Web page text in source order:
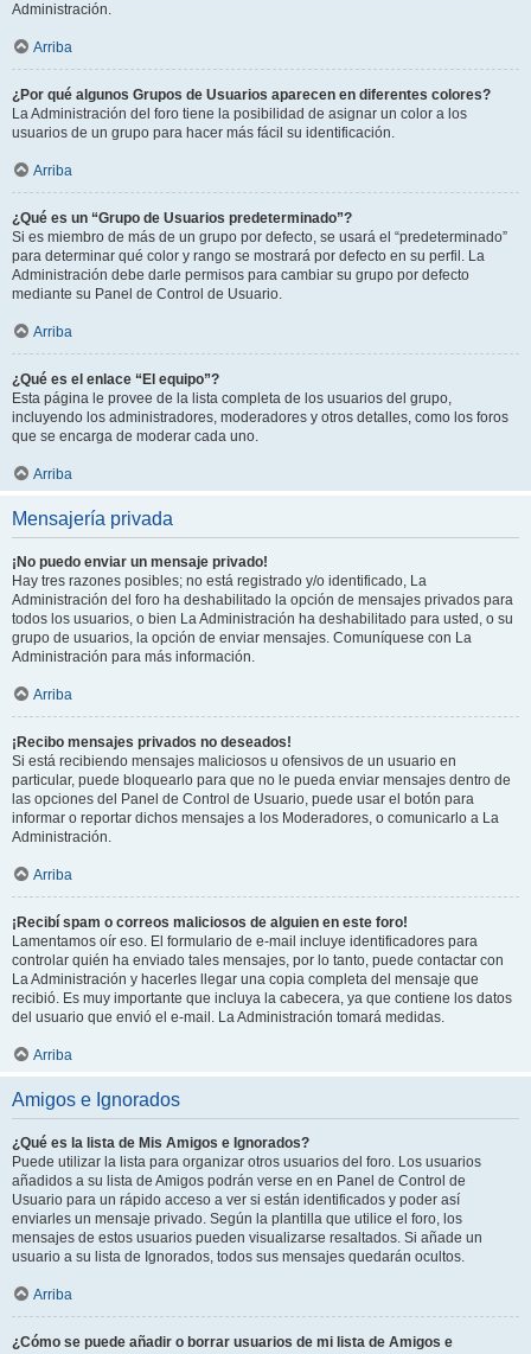
Administración.
Arriba
¿Por qué algunos Grupos de Usuarios aparecen en diferentes colores?
La Administración del foro tiene la posibilidad de asignar un color a los
usuarios de un grupo para hacer más fácil su identificación.
Arriba
¿Qué es un “Grupo de Usuarios predeterminado”?
Si es miembro de más de un grupo por defecto, se usará el “predeterminado”
para determinar qué color y rango se mostrará por defecto en su perfil. La
Administración debe darle permisos para cambiar su grupo por defecto
mediante su Panel de Control de Usuario.
Arriba
¿Qué es el enlace “El equipo”?
Esta página le provee de la lista completa de los usuarios del grupo,
incluyendo los administradores, moderadores y otros detalles, como los foros
que se encarga de moderar cada uno.
Arriba
Mensajería privada
¡No puedo enviar un mensaje privado!
Hay tres razones posibles; no está registrado y/o identificado, La
Administración del foro ha deshabilitado la opción de mensajes privados para
todos los usuarios, o bien La Administración ha deshabilitado para usted, o su
grupo de usuarios, la opción de enviar mensajes. Comuníquese con La
Administración para más información.
Arriba
¡Recibo mensajes privados no deseados!
Si está recibiendo mensajes maliciosos u ofensivos de un usuario en
particular, puede bloquearlo para que no le pueda enviar mensajes dentro de
las opciones del Panel de Control de Usuario, puede usar el botón para
informar o reportar dichos mensajes a los Moderadores, o comunicarlo a La
Administración.
Arriba
¡Recibí spam o correos maliciosos de alguien en este foro!
Lamentamos oír eso. El formulario de e-mail incluye identificadores para
controlar quién ha enviado tales mensajes, por lo tanto, puede contactar con
La Administración y hacerles llegar una copia completa del mensaje que
recibió. Es muy importante que incluya la cabecera, ya que contiene los datos
del usuario que envió el e-mail. La Administración tomará medidas.
Arriba
Amigos e Ignorados
¿Qué es la lista de Mis Amigos e Ignorados?
Puede utilizar la lista para organizar otros usuarios del foro. Los usuarios
añadidos a su lista de Amigos podrán verse en en Panel de Control de
Usuario para un rápido acceso a ver si están identificados y poder así
enviarles un mensaje privado. Según la plantilla que utilice el foro, los
mensajes de estos usuarios pueden visualizarse resaltados. Si añade un
usuario a su lista de Ignorados, todos sus mensajes quedarán ocultos.
Arriba
¿Cómo se puede añadir o borrar usuarios de mi lista de Amigos e